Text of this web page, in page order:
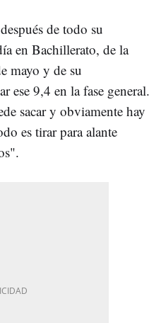
de todo su
en Bachillerato, de la
mayo y de su
ese 9,4 en la fase general.
sacar y obviamente hay
es tirar para alante